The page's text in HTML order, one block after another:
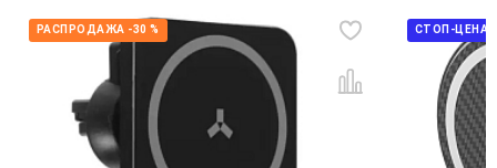
РАСПРОДАЖА -30 % СТОП-ЦЕНА